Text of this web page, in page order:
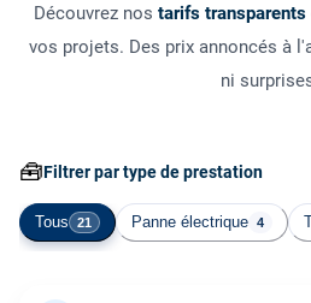
Découvrez nos tarifs transparents
vos projets. Des prix annoncés à
ni
🧰Filtrer par type de prestation
Tous 21 Panne électrique 4